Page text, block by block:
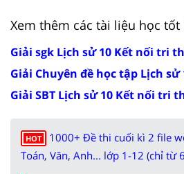
Xem thêm các tài liệu học tốt
Giải sgk Lịch sử 10 Kết nối tri
Giải Chuyên đề học tập Lịch
Giải SBT Lịch sử 10 Kết nối tri
HOT
1000+ Đề thi cuối kì 2 file
Toán, Văn, Anh... lớp 1-12 (chỉ từ